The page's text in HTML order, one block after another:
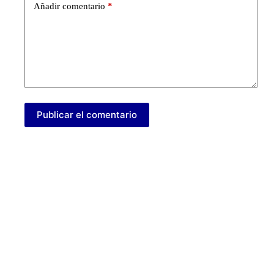
Añadir comentario *
Publicar el comentario